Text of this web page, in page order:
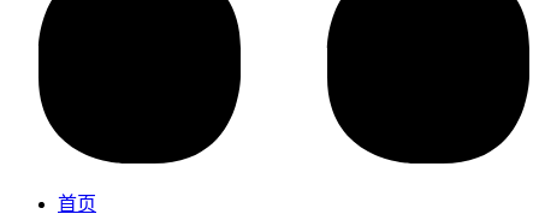
首页